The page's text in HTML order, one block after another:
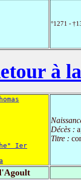
°1271 -
à
Ier
Décès :
Titre :